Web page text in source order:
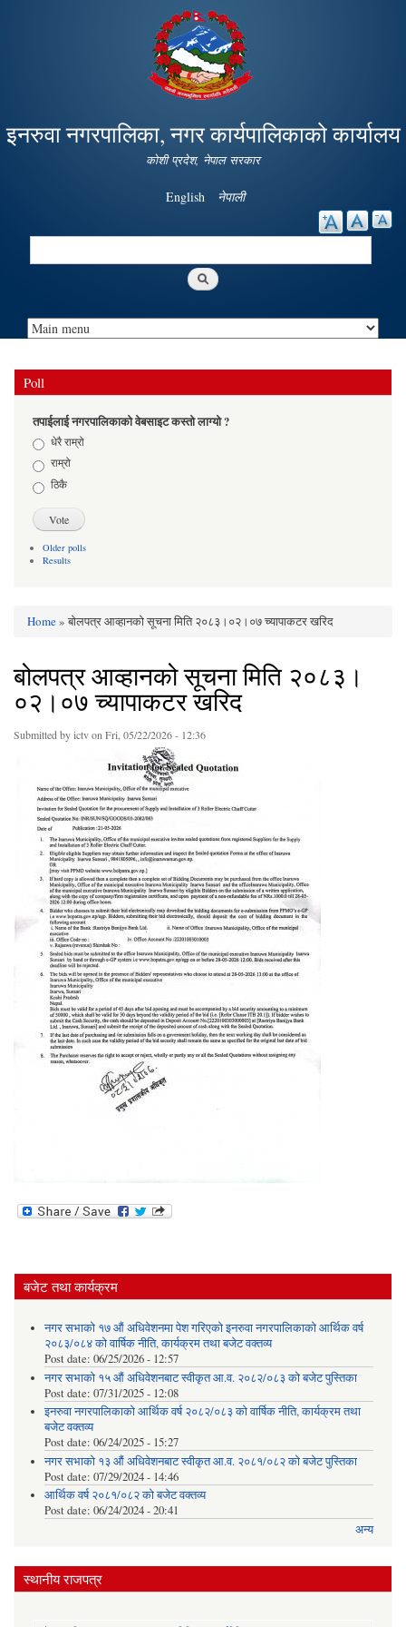
Skip to
main
content
इनरुवा नगरपालिका, नगर कार्यपालिकाको कार्यालय
कोशी प्रदेश, नेपाल सरकार
English नेपाली
Search
Poll
तपाईलाई नगरपालिकाको वेबसाइट कस्तो लाग्यो ?
Choicesधेरै राम्रो
राम्रो
ठिकै
Older polls
Results
You are here
Home» बोलपत्र आव्हानको सूचना मिति २०८३।०२।०७ च्यापाकटर खरिद
बोलपत्र आव्हानको सूचना मिति २०८३।
०२।०७ च्यापाकटर खरिद
Submitted byictvon Fri, 05/22/2026 - 12:36
बजेट तथा कार्यक्रम
नगर सभाको १७ औं अधिवेशनमा पेश गरिएको इनरुवा नगरपालिकाको आर्थिक वर्ष
२०८३/०८४ को वार्षिक नीति, कार्यक्रम तथा बजेट वक्तव्य
Post date: 06/25/2026 - 12:57
नगर सभाको १५ औं अधिवेशनबाट स्वीकृत आ.व. २०८२/०८३ को बजेट पुस्तिका
Post date: 07/31/2025 - 12:08
इनरुवा नगरपालिकाको आर्थिक वर्ष २०८२/०८३ को वार्षिक नीति, कार्यक्रम तथा
बजेट वक्तव्य
Post date: 06/24/2025 - 15:27
नगर सभाको १३ औं अधिवेशनबाट स्वीकृत आ.व. २०८१/०८२ को बजेट पुस्तिका
Post date: 07/29/2024 - 14:46
आर्थिक वर्ष २०८१/०८२ को बजेट वक्तव्य
Post date: 06/24/2024 - 20:41
अन्य
स्थानीय राजपत्र